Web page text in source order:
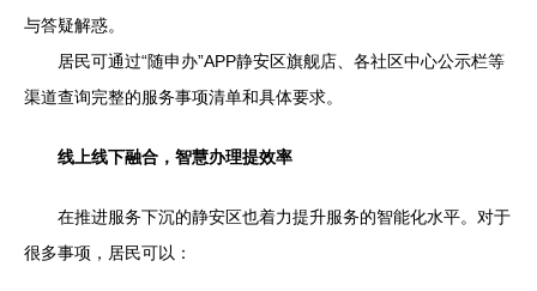
与答疑解惑。
居民可通过“随申办”APP静安区旗舰店、各社区中心公示栏等
渠道查询完整的服务事项清单和具体要求。
线上线下融合，智慧办理提效率
在推进服务下沉的静安区也着力提升服务的智能化水平。对于
很多事项，居民可以：